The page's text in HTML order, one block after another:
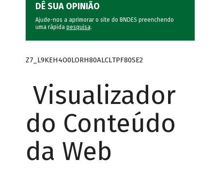
DÊ SUA OPINIÃO
Ajude-nos a aprimorar o site do BNDES preenchendo
uma rápida pesquisa.
Z7_L9KEH4O0LORH80ALCLTPF80SE2
Visualizador
do Conteúdo
da Web